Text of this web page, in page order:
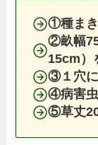
①種まき
②畝幅
15cm）
③１穴に
④病害
⑤草丈